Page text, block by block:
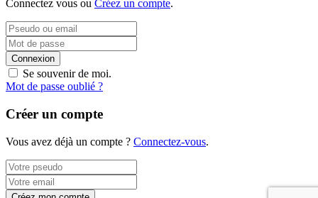
Connectez vous ou Créez un compte.
Connexion
Se souvenir de moi.
Mot de passe oublié ?
Créer un compte
Vous avez déjà un compte ? Connectez-vous.